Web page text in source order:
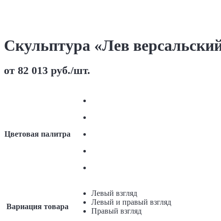
Скульптура «Лев
от 82 013 руб./шт.
Цветовая палитра
Вариация товара
Левый взгляд
Левый и правый взгляд
Правый взгляд